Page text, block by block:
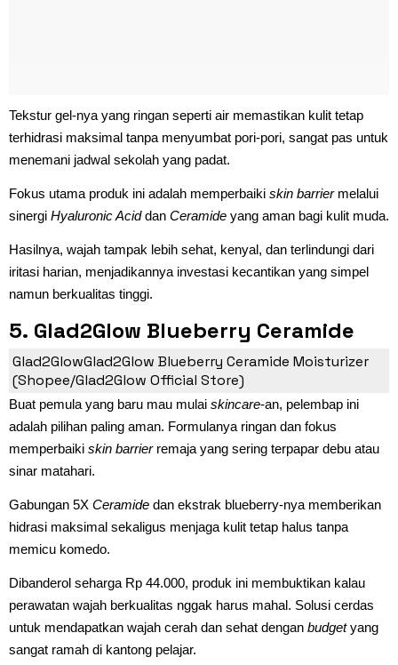
Tekstur gel-nya yang ringan seperti air memastikan kulit tetap
terhidrasi maksimal tanpa menyumbat pori-pori, sangat pas untuk
menemani jadwal sekolah yang padat.
Fokus utama produk ini adalah memperbaiki skin barriermelalui
sinergi Hyaluronic Aciddan Ceramide yang aman bagi kulit muda.
Hasilnya, wajah tampak lebih sehat, kenyal, dan terlindungi dari
iritasi harian, menjadikannya investasi kecantikan yang simpel
namun berkualitas tinggi.
5. Glad2Glow Blueberry Ceramide
Moisturizer
Glad2GlowGlad2Glow Blueberry Ceramide Moisturizer
(Shopee/Glad2Glow Official Store)
Buat pemula yang baru mau mulai skincare-an, pelembap ini
adalah pilihan paling aman. Formulanya ringan dan fokus
memperbaiki skin barrierremaja yang sering terpapar debu atau
sinar matahari.
Gabungan 5X Ceramide dan ekstrak blueberry-nya memberikan
hidrasi maksimal sekaligus menjaga kulit tetap halus tanpa
memicu komedo.
Dibanderol seharga Rp 44.000, produk ini membuktikan kalau
perawatan wajah berkualitas nggak harus mahal. Solusi cerdas
untuk mendapatkan wajah cerah dan sehat dengan budgetyang
sangat ramah di kantong pelajar.